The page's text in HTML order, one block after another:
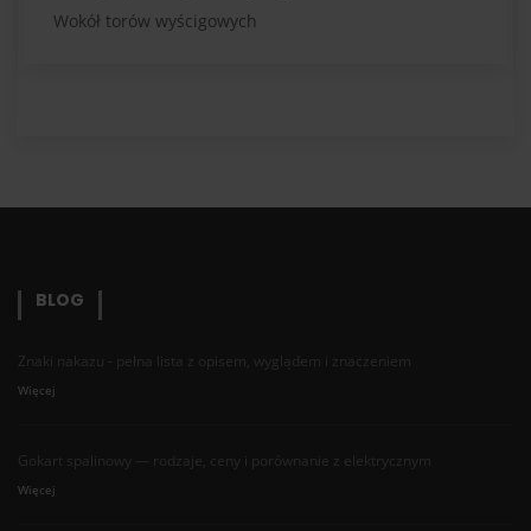
Wokół torów wyścigowych
BLOG
Znaki nakazu - pełna lista z opisem, wyglądem i znaczeniem
Więcej
Gokart spalinowy — rodzaje, ceny i porównanie z elektrycznym
Więcej